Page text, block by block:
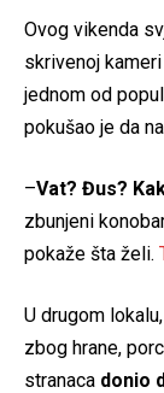
Ovog vikenda
skrivenoj
jednom od
pokušao je da
–Vat? Đus?
zbunjeni
pokaže šta želi.
U drugom
zbog hrane,
stranaca donio